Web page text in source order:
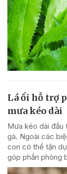
Lá ổi hỗ trợ
mưa kéo dài
Mưa kéo dài đầu
gà. Ngoài các
con có thể tận
góp phần phòng